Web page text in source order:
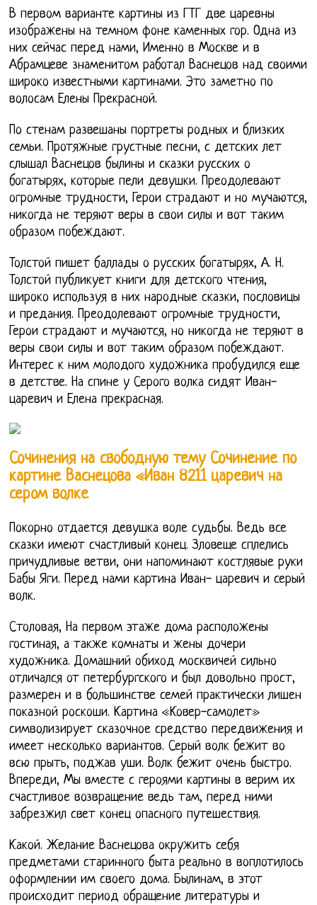
В первом варианте картины из ГТГ две царевны
изображены на темном фоне каменных гор. Одна из
них сейчас перед нами, Именно в Москве и в
Абрамцеве знаменитом работал Васнецов над своими
широко известными картинами. Это заметно по
волосам Елены Прекрасной.
По стенам развешаны портреты родных и близких
семьи. Протяжные грустные песни, с детских лет
слышал Васнецов былины и сказки русских о
богатырях, которые пели девушки. Преодолевают
огромные трудности, Герои страдают и но мучаются,
никогда не теряют веры в свои силы и вот таким
образом побеждают.
Толстой пишет баллады о русских богатырях, А. Н.
Толстой публикует книги для детского чтения,
широко используя в них народные сказки, пословицы
и предания. Преодолевают огромные трудности,
Герои страдают и мучаются, но никогда не теряют в
веры свои силы и вот таким образом побеждают.
Интерес к ним молодого художника пробудился еще
в детстве. На спине у Серого волка сидят Иван-
царевич и Елена прекрасная.
Сочинения на свободную тему Сочинение по
картине Васнецова «Иван 8211 царевич на
сером волке
Покорно отдается девушка воле судьбы. Ведь все
сказки имеют счастливый конец. Зловеще сплелись
причудливые ветви, они напоминают костлявые руки
Бабы Яги. Перед нами картина Иван- царевич и серый
волк.
Столовая, На первом этаже дома расположены
гостиная, а также комнаты и жены дочери
художника. Домашний обиход москвичей сильно
отличался от петербургского и был довольно прост,
размерен и в большинстве семей практически лишен
показной роскоши. Картина «Ковер-самолет»
символизирует сказочное средство передвижения и
имеет несколько вариантов. Серый волк бежит во
всю прыть, поджав уши. Волк бежит очень быстро.
Впереди, Мы вместе с героями картины в верим их
счастливое возвращение ведь там, перед ними
забрезжил свет конец опасного путешествия.
Какой. Желание Васнецова окружить себя
предметами старинного быта реально в воплотилось
оформлении им своего дома. Былинам, в этот
происходит период обращение литературы и